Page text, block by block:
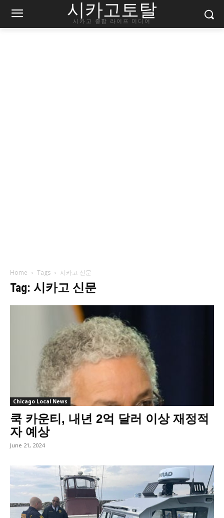
시카고토탈
시카고 종합 라이프 미디어
Home Tags 시카고 신문
Tag: 시카고 신문
Chicago Local News
쿡 카운티, 내년 2억 달러 이상 재정적
자 예상
June 21, 2024